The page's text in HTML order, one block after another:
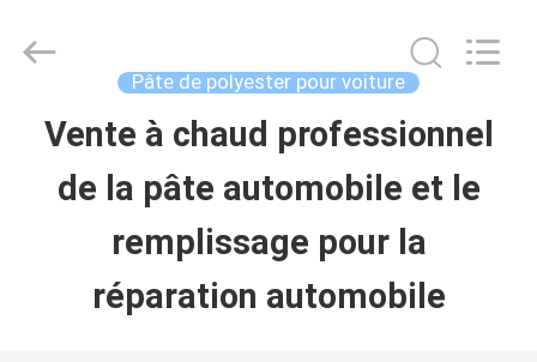
APERÇU
VIDÉOS
Meklon
Pâte de polyester pour voiture
Vente à chaud professionnel
de la pâte automobile et le
remplissage pour la
réparation automobile